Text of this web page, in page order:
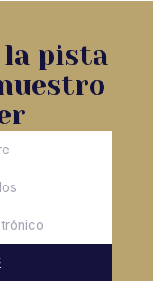
la pista